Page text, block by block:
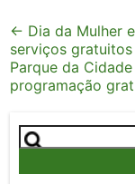
Post
navigation
← Dia da Mulher
serviços
Parque da
programação
Pesquisar
por: